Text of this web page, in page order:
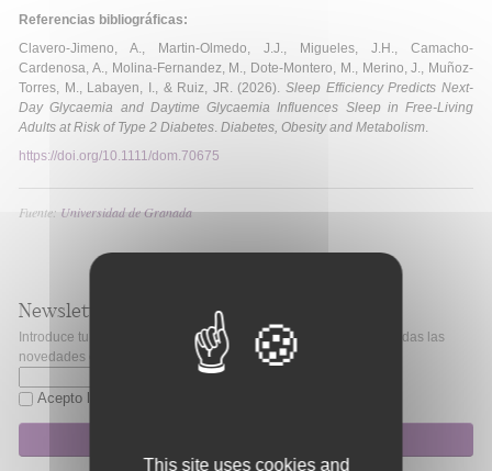
Referencias bibliográficas:
Clavero-Jimeno, A., Martin-Olmedo, J.J., Migueles, J.H., Camacho-
Cardenosa, A., Molina-Fernandez, M., Dote-Montero, M., Merino, J., Muñoz-
Torres, M., Labayen, I., & Ruiz, JR. (2026).Sleep Efficiency Predicts Next-
Day Glycaemia and Daytime Glycaemia Influences Sleep in Free-Living
Adults at Risk of Type 2 Diabetes. Diabetes, Obesity and Metabolism.
https://doi.org/10.1111/dom.70675
Fuente: Universidad de Granada
Newsletter
Introduce tu correo electrónico si quieres mantenerte al día de todas las
novedades de Fibao.
Acepto la
This site uses cookies and